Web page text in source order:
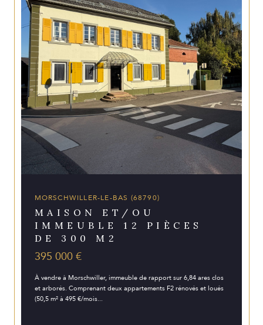
MORSCHWILLER-LE-BAS (68790)
MAISON ET/OU
IMMEUBLE 12 PIÈCES
DE 300 M2
395 000 €
À vendre à Morschwiller, immeuble de rapport sur 6,84 ares clos
et arborés. Comprenant deux appartements F2 rénovés et loués
(50,5 m² à 495 €/mois...